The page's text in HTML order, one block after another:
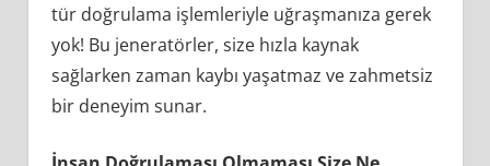
tür doğrulama işlemleriyle uğraşmanıza gerek
yok! Bu jeneratörler, size hızla kaynak
sağlarken zaman kaybı yaşatmaz ve zahmetsiz
bir deneyim sunar.